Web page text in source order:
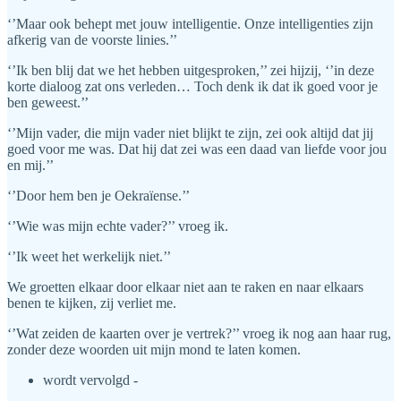
‘’Maar ook behept met jouw intelligentie. Onze intelligenties zijn
afkerig van de voorste linies.’’
‘’Ik ben blij dat we het hebben uitgesproken,’’ zei hijzij, ‘’in deze
korte dialoog zat ons verleden… Toch denk ik dat ik goed voor je
ben geweest.’’
‘’Mijn vader, die mijn vader niet blijkt te zijn, zei ook altijd dat jij
goed voor me was. Dat hij dat zei was een daad van liefde voor jou
en mij.’’
‘’Door hem ben je Oekraïense.’’
‘’Wie was mijn echte vader?’’ vroeg ik.
‘’Ik weet het werkelijk niet.’’
We groetten elkaar door elkaar niet aan te raken en naar elkaars
benen te kijken, zij verliet me.
‘’Wat zeiden de kaarten over je vertrek?’’ vroeg ik nog aan haar rug,
zonder deze woorden uit mijn mond te laten komen.
wordt vervolgd -